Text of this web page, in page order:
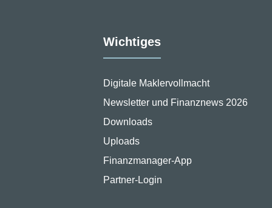
Wichtiges
Digitale Maklervollmacht
Newsletter und Finanznews 2026
Downloads
Uploads
Finanzmanager-App
Partner-Login